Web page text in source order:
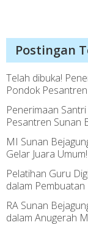
Postingan
Telah dibuka!
Pondok
Penerimaan
Pesantren Sunan
MI Sunan
Gelar Juara Umum!
Pelatihan Guru
dalam
RA Sunan
dalam Anugerah